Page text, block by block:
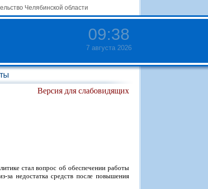
Челябинской области
09:38
7 августа 2026
Версия для слабовидящих
стал вопрос об обеспечении работы
недостатка средств после повышения